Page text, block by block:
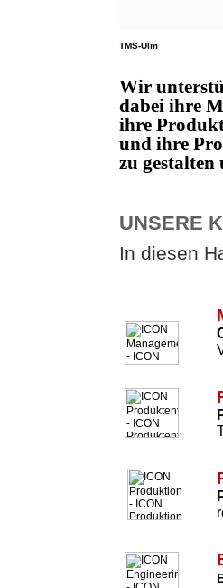
TMS-Ulm
Wir
dabei ihre
ihre
und ihre
zu
UNSERE
In diesen